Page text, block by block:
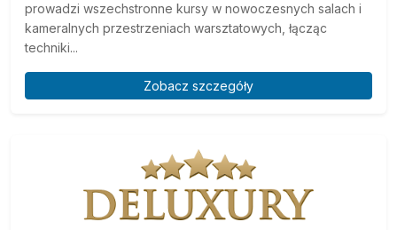
prowadzi wszechstronne kursy w nowoczesnych salach i
kameralnych przestrzeniach warsztatowych, łącząc
techniki...
Zobacz szczegóły